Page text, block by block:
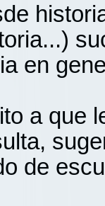
en
a que
de